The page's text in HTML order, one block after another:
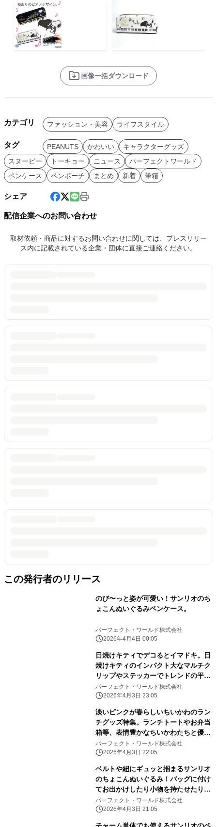
画像一括ダウンロード
カテゴリ ファッション・美容 ライフスタイル
タグ PEANUTS かわいい
キャラクターグッズ
スヌーピー
トーキョー ニュース
パーフェクトワールド
ペンケース
ペンポーチ まとめ 新着 筆箱
シェア
配信企業へのお問い合わせ
取材依頼・商品に対するお問い合わせに関しては、プレスリリー
ス内に記載されている企業・団体に直接ご連絡ください。
この発行者のリリース
のび〜っと姿が可愛い！サンリオのち
ょこんぬいぐるみペンケース。
パーフェクト・ワールド株式会社
2026年4月4日 00:05
日焼けキティでデコるとイマドキ。日
焼けキティのインパクト大なマルチク
リップやステッカーでトレンドの平成
レトロ感ばっちりです。
パーフェクト・ワールド株式会社
2026年4月3日 23:05
淡いピンクが春らしいちいかわのラン
チグッズ特集。ランチトートやお弁当
箱等、表情豊かなちいかわたちと優し
いピンク色に心和む
パーフェクト・ワールド株式会社
2026年4月3日 22:05
ベルトや紐にギュッと掴まるサンリオ
のちょこんぬいぐるみ！バッグに付け
てお出かけしたり小物を持たせたりと
自由に楽しめる！
パーフェクト・ワールド株式会社
2026年4月3日 21:05
チャーム単体でも使えるサンリオのペ